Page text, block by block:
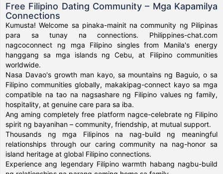
Free Filipino Dating Community – Mga Kapamilya
Connections
Kumusta! Welcome sa pinaka-mainit na community ng Pilipinas
para sa tunay na connections. Philippines-chat.com
nagcoconnect ng mga Filipino singles from Manila's energy
hanggang sa mga islands ng Cebu, at Filipino communities
worldwide.
Nasa Davao's growth man kayo, sa mountains ng Baguio, o sa
Filipino communities globally, makakipag-connect kayo sa mga
compatible na tao na nagsashare ng Filipino values ng family,
hospitality, at genuine care para sa iba.
Ang aming completely free platform nagce-celebrate ng Filipino
spirit ng bayanihan – community, friendship, at mutual support.
Thousands ng mga Filipinos na nag-build ng meaningful
relationships through our caring community na nag-honor sa
island heritage at global Filipino connections.
Experience ang legendary Filipino warmth habang nagbu-build